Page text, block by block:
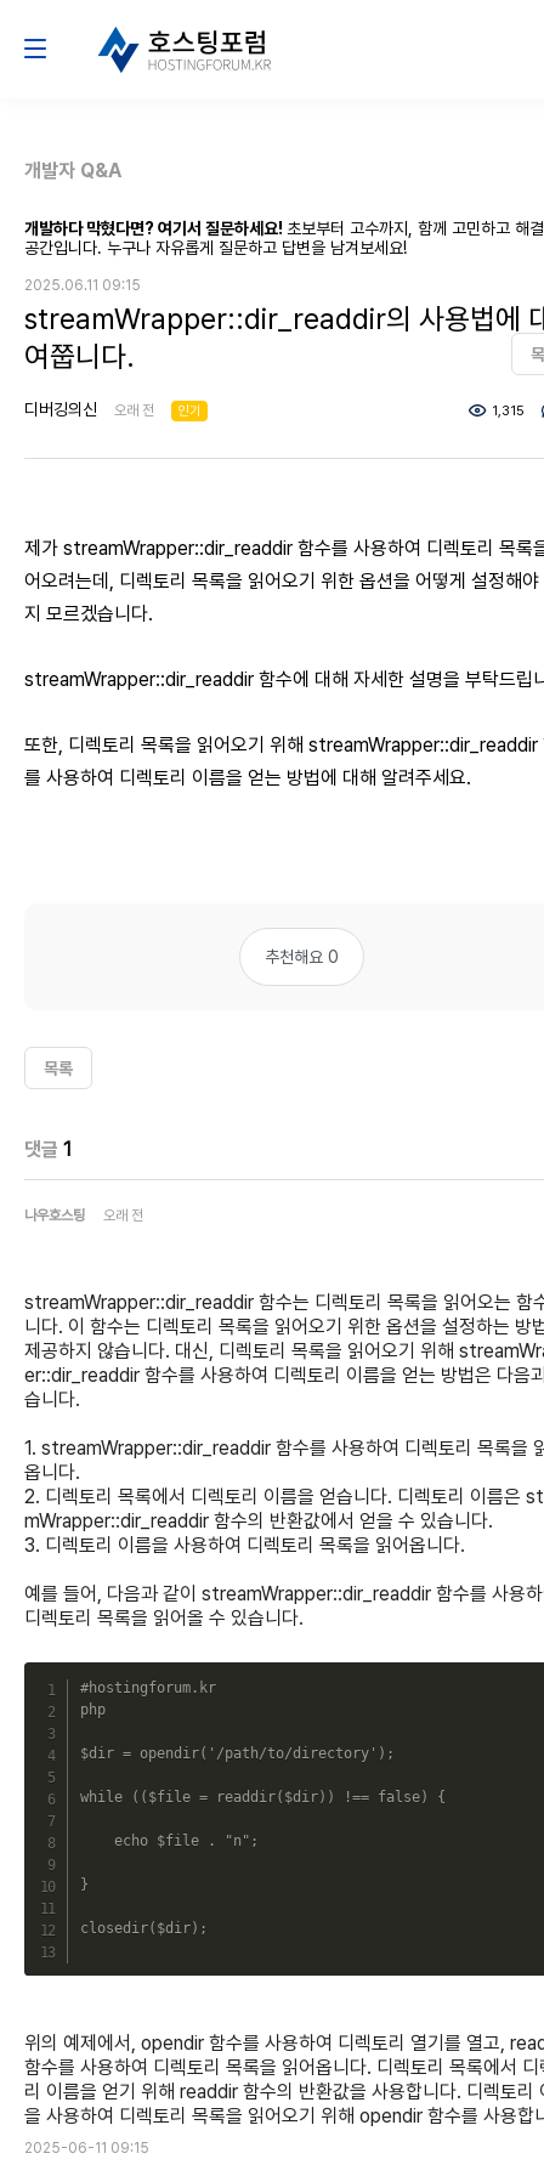
개발자 Q&A
개발하다 막혔다면? 여기서 질문하세요! 초보부터 고수까지, 함께 고민하고 해
공간입니다. 누구나 자유롭게 질문하고 답변을 남겨보세요!
2025.06.11 09:15
streamWrapper::dir_readdir의 사용법에
여쭙니다.
디버깅의신 오래 전 인기 1,315
제가 streamWrapper::dir_readdir 함수를 사용하여 디렉토리 목록
어오려는데, 디렉토리 목록을 읽어오기 위한 옵션을 어떻게 설정해야
지 모르겠습니다.
streamWrapper::dir_readdir 함수에 대해 자세한 설명을 부탁드립
또한, 디렉토리 목록을 읽어오기 위해 streamWrapper::dir_readdir
를 사용하여 디렉토리 이름을 얻는 방법에 대해 알려주세요.
추천해요 0
목록
댓글 1
나우호스팅 오래 전
streamWrapper::dir_readdir 함수는 디렉토리 목록을 읽어오는 함
니다. 이 함수는 디렉토리 목록을 읽어오기 위한 옵션을 설정하는 방
제공하지 않습니다. 대신, 디렉토리 목록을 읽어오기 위해
er::dir_readdir 함수를 사용하여 디렉토리 이름을 얻는 방법은 다음
습니다.
1. streamWrapper::dir_readdir 함수를 사용하여 디렉토리 목록을
옵니다.
2. 디렉토리 목록에서 디렉토리 이름을 얻습니다. 디렉토리 이름은
mWrapper::dir_readdir 함수의 반환값에서 얻을 수 있습니다.
3. 디렉토리 이름을 사용하여 디렉토리 목록을 읽어옵니다.
예를 들어, 다음과 같이 streamWrapper::dir_readdir 함수를 사용
디렉토리 목록을 읽어올 수 있습니다.
#hostingforum.kr
php
$dir = opendir( '/path/to/directory' ) ;
while ( ( $file = readdir( $dir) ) !== false) {
echo $file . "n" ;
}
closedir( $dir) ;
위의 예제에서, opendir 함수를 사용하여 디렉토리 열기를 열고,
함수를 사용하여 디렉토리 목록을 읽어옵니다. 디렉토리 목록에서 디
리 이름을 얻기 위해 readdir 함수의 반환값을 사용합니다. 디렉토리
을 사용하여 디렉토리 목록을 읽어오기 위해 opendir 함수를 사용합
2025-06-11 09:15